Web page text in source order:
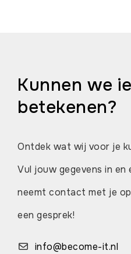
Kunnen we
betekenen?
Ontdek wat wij voor je
Vul jouw gegevens in en
neemt contact met je
een gesprek!
info@become-it.nl